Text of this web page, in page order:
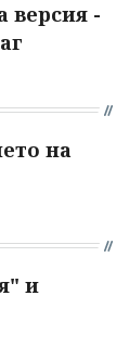
версия -
на
и